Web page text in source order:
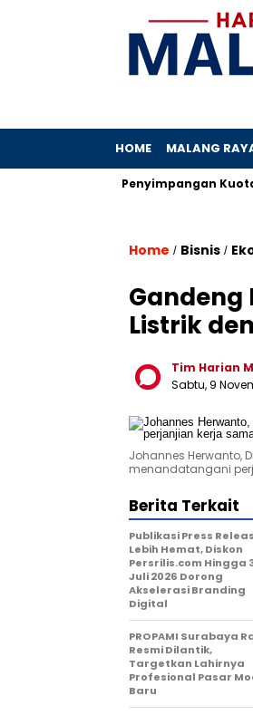
HOME MALANG
Penyimpangan Kuota Haji
Home / Bisnis /
Gandeng
Listrik
Tim Harian
Sabtu, 9
Johannes Herwanto,
menandatangani
Berita Terkait
Publikasi Press
Lebih Hemat, Diskon
Persrilis.com Hingga
Juli 2026 Dorong
Akselerasi Branding
Digital
PROPAMI Surabaya
Resmi Dilantik,
Targetkan Lahirnya
Profesional Pasar
Baru